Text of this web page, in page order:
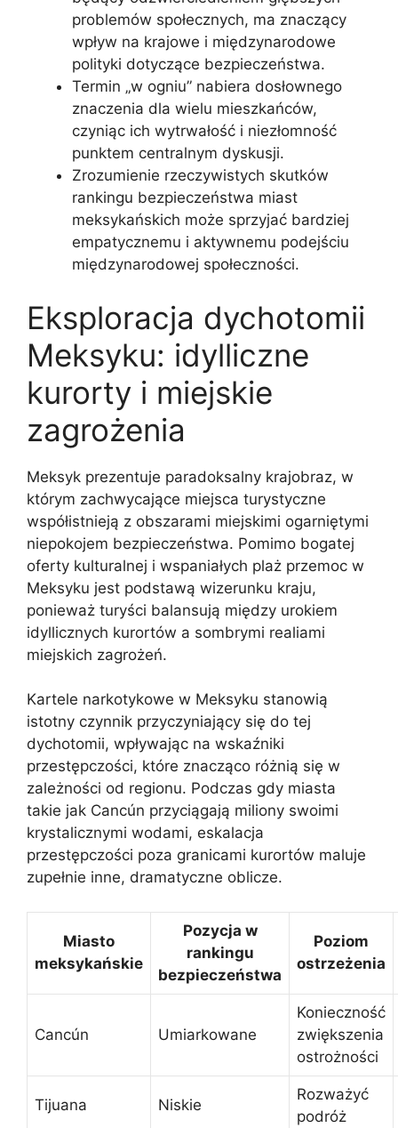
problemów społecznych, ma znaczący
wpływ na krajowe i międzynarodowe
polityki dotyczące bezpieczeństwa.
Termin „w ogniu” nabiera dosłownego
znaczenia dla wielu mieszkańców,
czyniąc ich wytrwałość i niezłomność
punktem centralnym dyskusji.
Zrozumienie rzeczywistych skutków
rankingu bezpieczeństwa miast
meksykańskich może sprzyjać bardziej
empatycznemu i aktywnemu podejściu
międzynarodowej społeczności.
Eksploracja dychotomii
Meksyku: idylliczne
kurorty i miejskie
zagrożenia
Meksyk prezentuje paradoksalny krajobraz, w
którym zachwycające miejsca turystyczne
współistnieją z obszarami miejskimi ogarniętymi
niepokojem bezpieczeństwa. Pomimo bogatej
oferty kulturalnej i wspaniałych plaż przemoc w
Meksyku jest podstawą wizerunku kraju,
ponieważ turyści balansują między urokiem
idyllicznych kurortów a sombrymi realiami
miejskich zagrożeń.
Kartele narkotykowe w Meksyku stanowią
istotny czynnik przyczyniający się do tej
dychotomii, wpływając na wskaźniki
przestępczości, które znacząco różnią się w
zależności od regionu. Podczas gdy miasta
takie jak Cancún przyciągają miliony swoimi
krystalicznymi wodami, eskalacja
przestępczości poza granicami kurortów maluje
zupełnie inne, dramatyczne oblicze.
Miasto
meksykańskie
Pozycja w
rankingu
bezpieczeństwa
Poziom
ostrzeżenia
Cancún Umiarkowane
Konieczność
zwiększenia
ostrożności
Tijuana Niskie
Rozważyć
podróż